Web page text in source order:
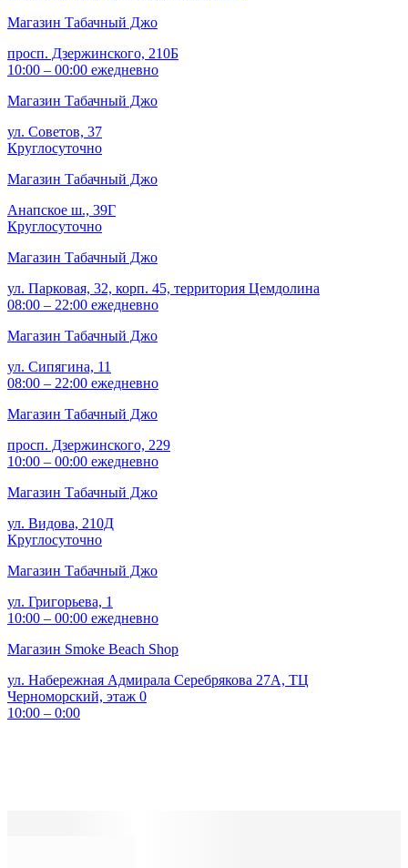
Магазин Табачный Джо
просп. Дзержинского, 210Б
10:00 – 00:00 ежедневно
Магазин Табачный Джо
ул. Советов, 37
Круглосуточно
Магазин Табачный Джо
Анапское ш., 39Г
Круглосуточно
Магазин Табачный Джо
ул. Парковая, 32, корп. 45, территория Цемдолина
08:00 – 22:00 ежедневно
Магазин Табачный Джо
ул. Сипягина, 11
08:00 – 22:00 ежедневно
Магазин Табачный Джо
просп. Дзержинского, 229
10:00 – 00:00 ежедневно
Магазин Табачный Джо
ул. Видова, 210Д
Круглосуточно
Магазин Табачный Джо
ул. Григорьева, 1
10:00 – 00:00 ежедневно
Магазин Smoke Beach Shop
ул. Набережная Адмирала Серебрякова 27А, ТЦ
Черноморский, этаж 0
10:00 – 0:00